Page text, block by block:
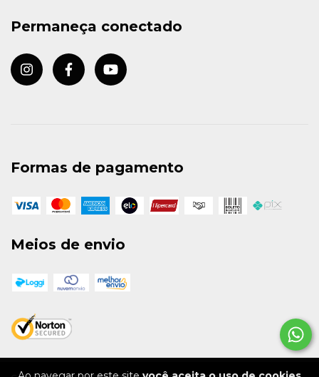
Permaneça conectado
Formas de pagamento
Meios de envio